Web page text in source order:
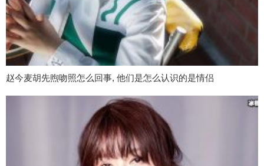
赵今麦胡先煦吻照怎么回事, 他们是怎么认识的是情侣